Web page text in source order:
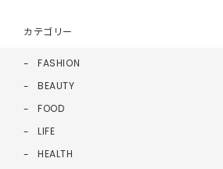
カテゴリー
FASHION
BEAUTY
FOOD
LIFE
HEALTH